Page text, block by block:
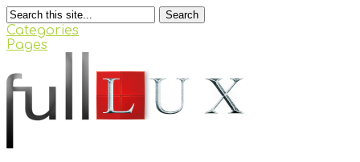
Search
Categories
Pages